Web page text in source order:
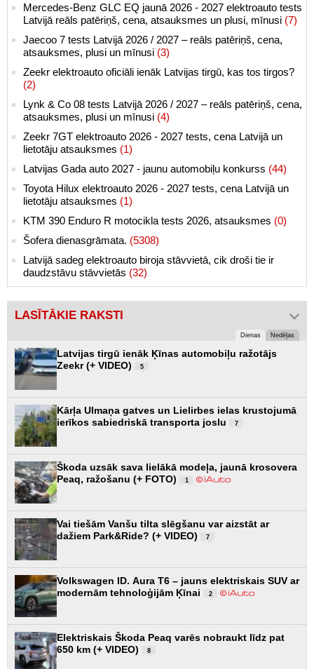
Mercedes-Benz GLC EQ jaunā 2026 - 2027 elektroauto tests
Latvijā reāls patēriņš, cena, atsauksmes un plusi, mīnusi (7)
Jaecoo 7 tests Latvijā 2026 / 2027 – reāls patēriņš, cena,
atsauksmes, plusi un mīnusi (3)
Zeekr elektroauto oficiāli ienāk Latvijas tirgū, kas tos tirgos?
(2)
Lynk & Co 08 tests Latvijā 2026 / 2027 – reāls patēriņš, cena,
atsauksmes, plusi un mīnusi (4)
Zeekr 7GT elektroauto 2026 - 2027 tests, cena Latvijā un
lietotāju atsauksmes (1)
Latvijas Gada auto 2027 - jaunu automobiļu konkurss (44)
Toyota Hilux elektroauto 2026 - 2027 tests, cena Latvijā un
lietotāju atsauksmes (1)
KTM 390 Enduro R motocikla tests 2026, atsauksmes (0)
Šofera dienasgrāmata. (5308)
Latvijā sadeg elektroauto biroja stāvvietā, cik droši tie ir
daudzstāvu stāvvietās (32)
LASĪTĀKIE RAKSTI
Dienas Nedēļas
Latvijas tirgū ienāk Ķīnas automobiļu ražotājs
Zeekr (+ VIDEO)
5
Kārļa Ulmaņa gatves un Lielirbes ielas krustojumā
ierīkos sabiedriskā transporta joslu
7
Škoda uzsāk sava lielākā modeļa, jaunā krosovera
Peaq, ražošanu (+ FOTO)
1
Vai tiešām Vanšu tilta slēgšanu var aizstāt ar
dažiem Park&Ride? (+ VIDEO)
7
Volkswagen ID. Aura T6 – jauns elektriskais SUV ar
modernām tehnoloģijām Ķīnai
2
Elektriskais Škoda Peaq varēs nobraukt līdz pat
650 km (+ VIDEO)
8